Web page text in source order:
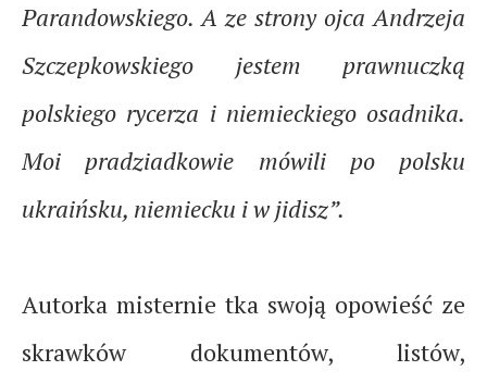
Parandowskiego. A ze strony ojca Andrzeja
Szczepkowskiego jestem prawnuczką
polskiego rycerza i niemieckiego osadnika.
Moi pradziadkowie mówili po polsku
ukraińsku, niemiecku i w jidisz”.
Autorka misternie tka swoją opowieść ze
skrawków dokumentów, listów,